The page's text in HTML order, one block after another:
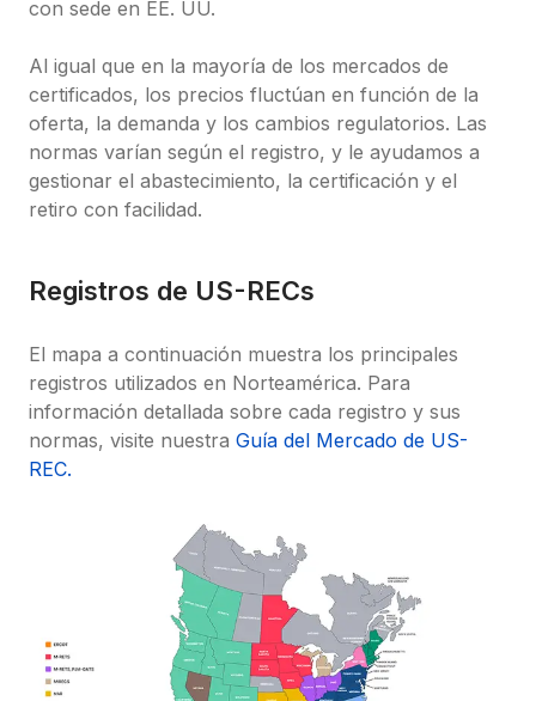
con sede en EE. UU.
Al igual que en la mayoría de los mercados de
certificados, los precios fluctúan en función de la
oferta, la demanda y los cambios regulatorios. Las
normas varían según el registro, y le ayudamos a
gestionar el abastecimiento, la certificación y el
retiro con facilidad.
Registros de US-RECs
El mapa a continuación muestra los principales
registros utilizados en Norteamérica. Para
información detallada sobre cada registro y sus
normas, visite nuestra Guía del Mercado de US-
REC.